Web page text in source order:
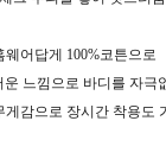
웨어답게 100%코튼으로
느낌으로 바디를 자극
게감으로 장시간 착용도